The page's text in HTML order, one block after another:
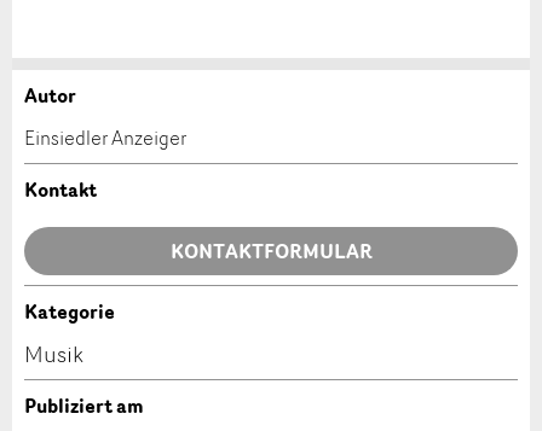
Anzeige beanstanden
Ihr Feedback wird sehr geschätzt!
Allgemeines Feedback
Anzeige nicht mehr gültig
Anzeige unvollständig
Anzeige weiterempfehlen
Empfehlen Sie diese Anzeige an Freunde weiter.
Autor
Einsiedler Anzeiger
Kontakt
KONTAKTFORMULAR
Kontakt
Verfassen Sie eine Nachricht für die Kontaktpersonen
Kategorie
Musik
Publiziert am